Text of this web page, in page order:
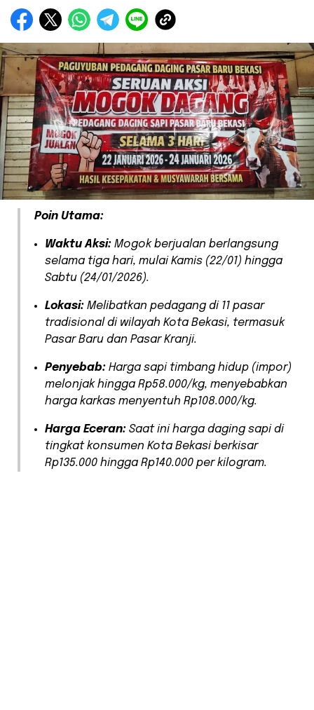
Poin Utama:
Waktu Aksi: Mogok berjualan berlangsung
selama tiga hari, mulai Kamis (22/01) hingga
Sabtu (24/01/2026).
Lokasi: Melibatkan pedagang di 11 pasar
tradisional di wilayah Kota Bekasi, termasuk
Pasar Baru dan Pasar Kranji.
Penyebab: Harga sapi timbang hidup (impor)
melonjak hingga Rp58.000/kg, menyebabkan
harga karkas menyentuh Rp108.000/kg.
Harga Eceran: Saat ini harga daging sapi di
tingkat konsumen Kota Bekasi berkisar
Rp135.000 hingga Rp140.000 per kilogram.